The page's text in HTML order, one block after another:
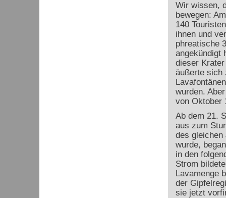
Wir wissen,
bewegen:
140
ihnen und
phreatische
angekündigt
dieser
äußerte sich
wurden.
von Oktober
Ab dem 21.
aus zum
des gleichen
wurde,
in den
Strom
Lavamenge
der
sie jetzt